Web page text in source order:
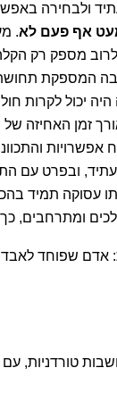
ולבחירה
אף פעם לא.
מספק רק
המספקת
יכול לקרות
זמן האחיזה של
ובפרט עם
תמיד
ומתרחבים,
אדם שפוחד
טורדניות, עם